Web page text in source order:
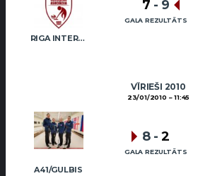
RIGA INTERNATIONAL CURLING CLUB / GRAY
7 - 9
GALA REZULTĀTS
VĪRIEŠI 2010
23/01/2010 11:45
A41/GULBIS
8 - 2
GALA REZULTĀTS